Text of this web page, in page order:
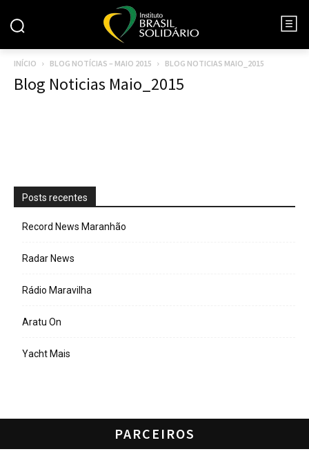
INÍCIO BLOG NOTÍCIAS – MAIO 2015 BLOG NOTICIAS MAIO_2015
Blog Noticias Maio_2015
Posts recentes
Record News Maranhão
Radar News
Rádio Maravilha
Aratu On
Yacht Mais
PARCEIROS